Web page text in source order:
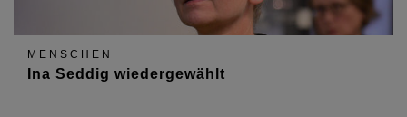
MENSCHEN
Ina Seddig wiedergewählt